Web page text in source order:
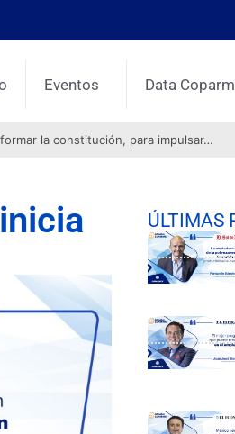
Eventos Data
la constitución, para impulsar…
ÚLTIMAS